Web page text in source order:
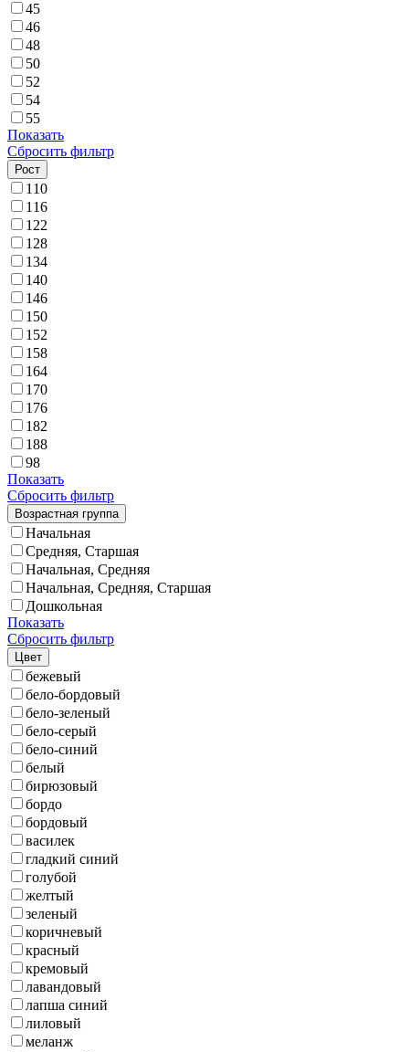
45
46
48
50
52
54
55
Показать
Сбросить фильтр
Рост
110
116
122
128
134
140
146
150
152
158
164
170
176
182
188
98
Показать
Сбросить фильтр
Возрастная группа
Начальная
Средняя, Старшая
Начальная, Средняя
Начальная, Средняя, Старшая
Дошкольная
Показать
Сбросить фильтр
Цвет
бежевый
бело-бордовый
бело-зеленый
бело-серый
бело-синий
белый
бирюзовый
бордо
бордовый
василек
гладкий синий
голубой
желтый
зеленый
коричневый
красный
кремовый
лавандовый
лапша синий
лиловый
меланж